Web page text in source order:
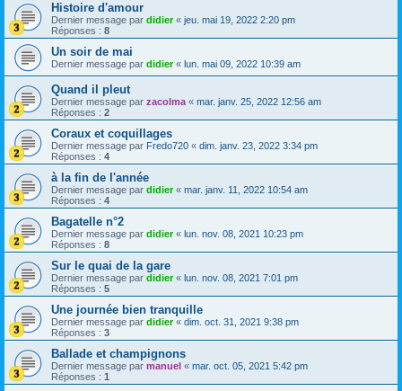
Histoire d'amour
Dernier message par didier« jeu. mai 19, 2022 2:20 pm
Réponses : 8
Un soir de mai
Dernier message par didier« lun. mai 09, 2022 10:39 am
Quand il pleut
Dernier message par zacolma « mar. janv. 25, 2022 12:56 am
Réponses : 2
Coraux et coquillages
Dernier message par Fredo720 « dim. janv. 23, 2022 3:34 pm
Réponses : 4
à la fin de l'année
Dernier message par didier« mar. janv. 11, 2022 10:54 am
Réponses : 4
Bagatelle n°2
Dernier message par didier« lun. nov. 08, 2021 10:23 pm
Réponses : 8
Sur le quai de la gare
Dernier message par didier« lun. nov. 08, 2021 7:01 pm
Réponses : 5
Une journée bien tranquille
Dernier message par didier« dim. oct. 31, 2021 9:38 pm
Réponses : 3
Ballade et champignons
Dernier message par manuel « mar. oct. 05, 2021 5:42 pm
Réponses : 1